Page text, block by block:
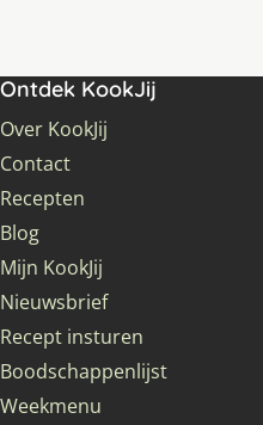
Ontdek KookJij
Over KookJij
Contact
Recepten
Blog
Mijn KookJij
Nieuwsbrief
Recept insturen
Boodschappenlijst
Weekmenu